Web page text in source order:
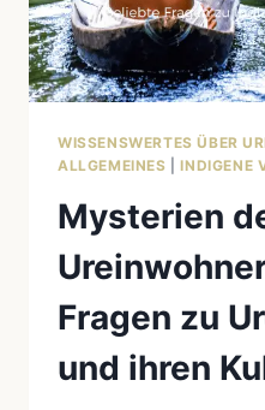
WISSENSWERTES ÜBER
ALLGEMEINES |INDIGENE
Mysterien
Fragen zu
und ihren